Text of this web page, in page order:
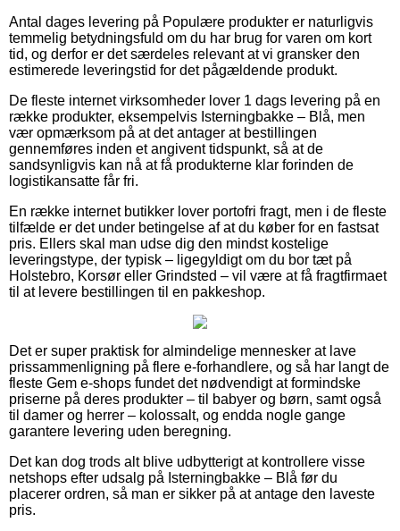
Antal dages levering på Populære produkter er naturligvis
temmelig betydningsfuld om du har brug for varen om kort
tid, og derfor er det særdeles relevant at vi gransker den
estimerede leveringstid for det pågældende produkt.
De fleste internet virksomheder lover 1 dags levering på en
række produkter, eksempelvis Isterningbakke – Blå, men
vær opmærksom på at det antager at bestillingen
gennemføres inden et angivent tidspunkt, så at de
sandsynligvis kan nå at få produkterne klar forinden de
logistikansatte får fri.
En række internet butikker lover portofri fragt, men i de fleste
tilfælde er det under betingelse af at du køber for en fastsat
pris. Ellers skal man udse dig den mindst kostelige
leveringstype, der typisk – ligegyldigt om du bor tæt på
Holstebro, Korsør eller Grindsted – vil være at få fragtfirmaet
til at levere bestillingen til en pakkeshop.
Det er super praktisk for almindelige mennesker at lave
prissammenligning på flere e-forhandlere, og så har langt de
fleste Gem e-shops fundet det nødvendigt at formindske
priserne på deres produkter – til babyer og børn, samt også
til damer og herrer – kolossalt, og endda nogle gange
garantere levering uden beregning.
Det kan dog trods alt blive udbytterigt at kontrollere visse
netshops efter udsalg på Isterningbakke – Blå før du
placerer ordren, så man er sikker på at antage den laveste
pris.